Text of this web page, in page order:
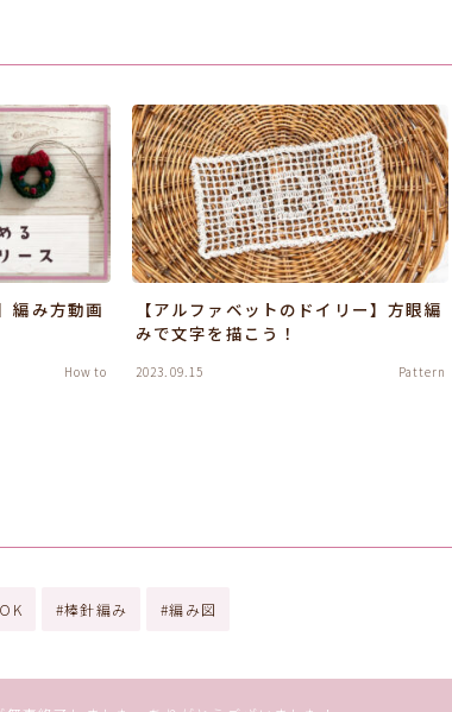
編み方動画
How to
【アルファベットのドイリー】方眼編
みで文字を描こう！
2023.09.15 Pattern
棒針編み 編み図